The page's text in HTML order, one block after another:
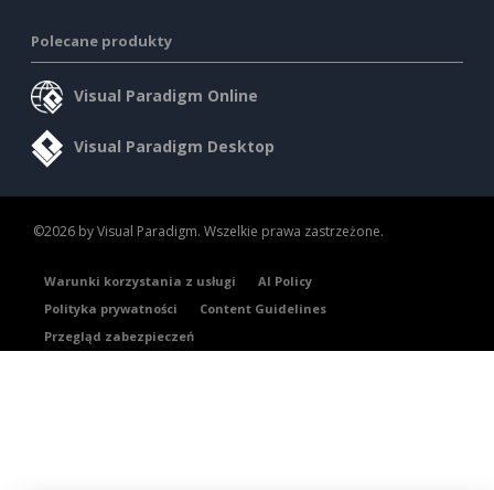
Polecane produkty
Visual Paradigm Online
Visual Paradigm Desktop
©2026 by Visual Paradigm. Wszelkie prawa zastrzeżone.
Warunki korzystania z usługi
AI Policy
Polityka prywatności
Content Guidelines
Przegląd zabezpieczeń